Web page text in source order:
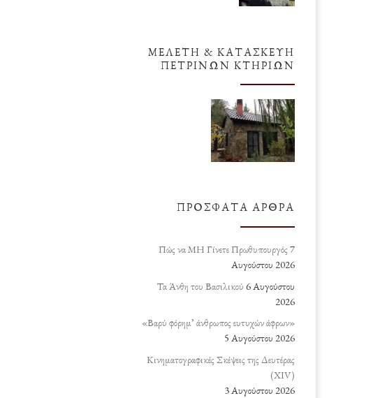
ΜΕΛΈΤΗ & ΚΑΤΑΣΚΕΥΉ
ΠΈΤΡΙΝΩΝ ΚΤΗΡΊΩΝ
ΠΡΌΣΦΑΤΑ ΆΡΘΡΑ
Πώς να ΜΗ Γίνετε Πρωθυπουργός 7
Αυγούστου 2026
Τα Άνθη του Βασιλικού 6 Αυγούστου
2026
«Βαρύ φόρημ’ άνθρωπος ευτυχών άφρων»
5 Αυγούστου 2026
Κινηματογραφικές Σκέψεις της Δευτέρας
(ΧΙV)
3 Αυγούστου 2026